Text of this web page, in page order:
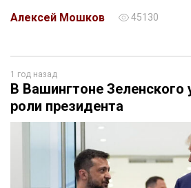
Алексей Мошков
45130
1 год назад
В Вашингтоне Зеленского
роли президента